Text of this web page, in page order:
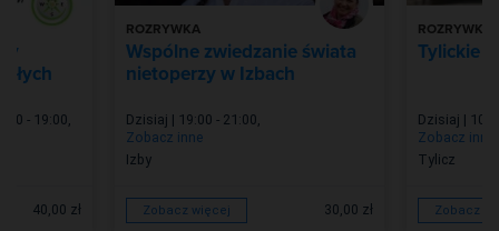
- 19:00
40,00 zł
ROZRYWKA
Wspólne zwiedzanie świata
nietoperzy w Izbach
Dzisiaj | 19:00 - 21:00
Zobacz inne
Izby
Zobacz więcej 30,00 zł
ROZRYWKA
Tylickie
Dzisiaj |
Zobacz inne
Tylicz
Zobacz